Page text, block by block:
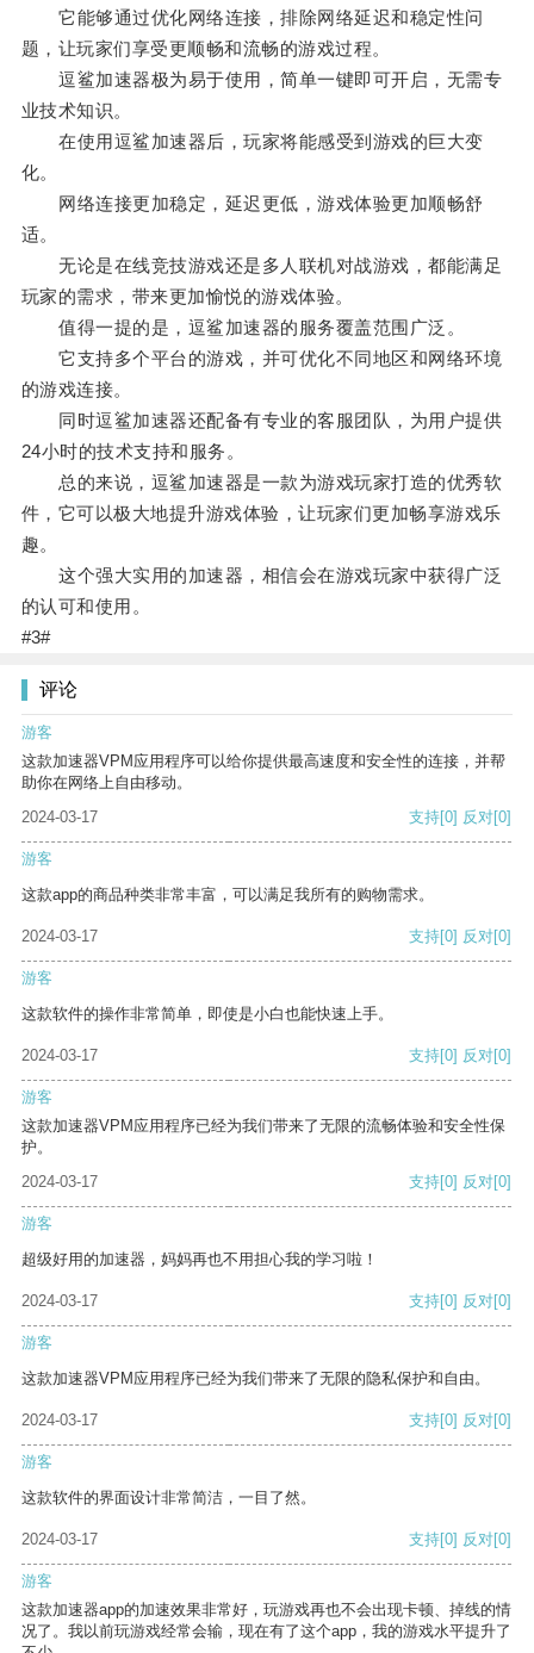
它能够通过优化网络连接，排除网络延迟和稳定性问
题，让玩家们享受更顺畅和流畅的游戏过程。
逗鲨加速器极为易于使用，简单一键即可开启，无需专
业技术知识。
在使用逗鲨加速器后，玩家将能感受到游戏的巨大变
化。
网络连接更加稳定，延迟更低，游戏体验更加顺畅舒
适。
无论是在线竞技游戏还是多人联机对战游戏，都能满足
玩家的需求，带来更加愉悦的游戏体验。
值得一提的是，逗鲨加速器的服务覆盖范围广泛。
它支持多个平台的游戏，并可优化不同地区和网络环境
的游戏连接。
同时逗鲨加速器还配备有专业的客服团队，为用户提供
24小时的技术支持和服务。
总的来说，逗鲨加速器是一款为游戏玩家打造的优秀软
件，它可以极大地提升游戏体验，让玩家们更加畅享游戏乐
趣。
这个强大实用的加速器，相信会在游戏玩家中获得广泛
的认可和使用。
#3#
评论
游客
这款加速器VPM应用程序可以给你提供最高速度和安全性的连接，并帮
助你在网络上自由移动。
2024-03-17
支持[0] 反对[0]
游客
这款app的商品种类非常丰富，可以满足我所有的购物需求。
2024-03-17 支持[0] 反对[0]
游客
这款软件的操作非常简单，即使是小白也能快速上手。
2024-03-17 支持[0] 反对[0]
游客
这款加速器VPM应用程序已经为我们带来了无限的流畅体验和安全性保
护。
2024-03-17
支持[0] 反对[0]
游客
超级好用的加速器，妈妈再也不用担心我的学习啦！
2024-03-17 支持[0] 反对[0]
游客
这款加速器VPM应用程序已经为我们带来了无限的隐私保护和自由。
2024-03-17 支持[0] 反对[0]
游客
这款软件的界面设计非常简洁，一目了然。
2024-03-17 支持[0] 反对[0]
游客
这款加速器app的加速效果非常好，玩游戏再也不会出现卡顿、掉线的情
况了。我以前玩游戏经常会输，现在有了这个app，我的游戏水平提升了